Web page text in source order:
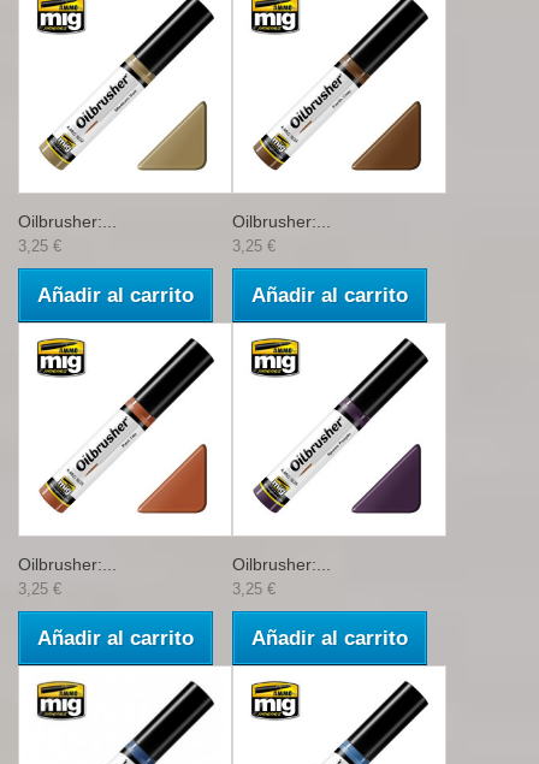
Oilbrusher:...
3,25 €
Añadir al carrito
Oilbrusher:...
3,25 €
Añadir al carrito
Oilbrusher:...
3,25 €
Añadir al carrito
Oilbrusher:...
3,25 €
Añadir al carrito